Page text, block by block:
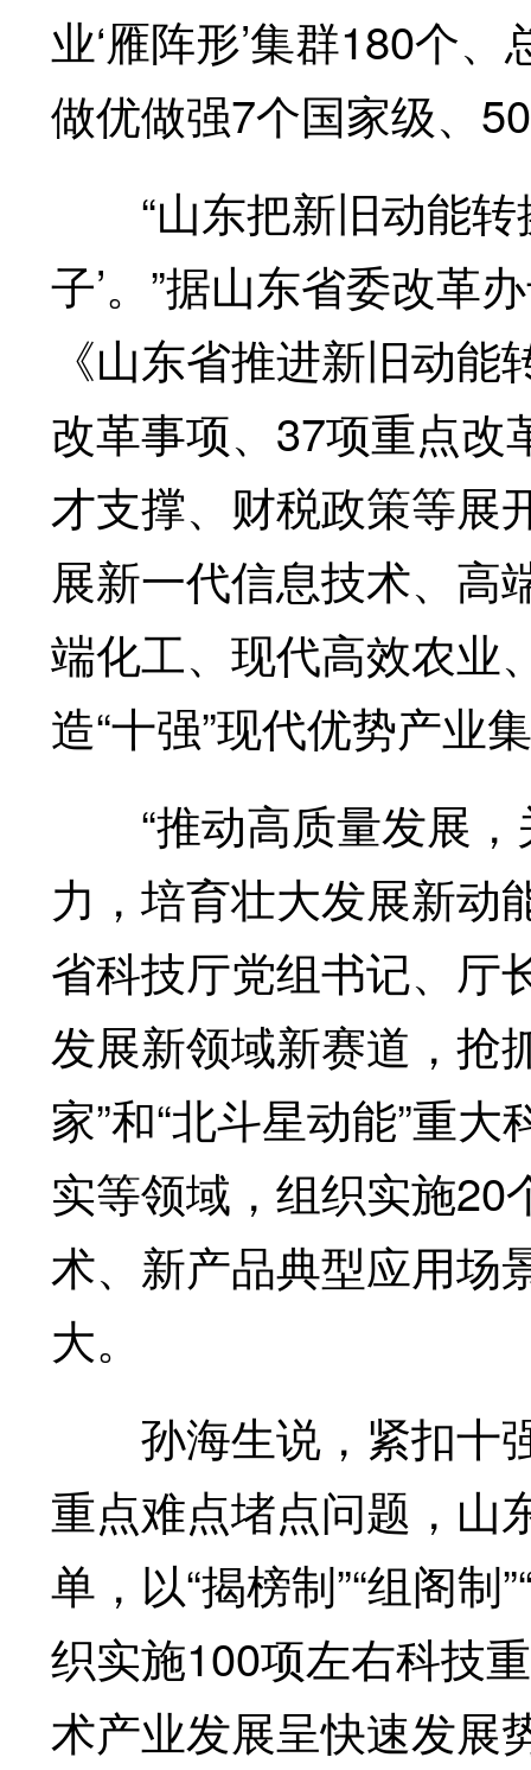
业‘雁阵形’集群180个
做优做强7个国家级、
“山东把新旧动能转
子’。”据山东省委改革
《山东省推进新旧动
改革事项、37项重点改
才支撑、财税政策等展
展新一代信息技术、高
端化工、现代高效农业
造“十强”现代优势产业
“推动高质量发展，
力，培育壮大发展新动
省科技厅党组书记、厅
发展新领域新赛道，抢
家”和“北斗星动能”重
实等领域，组织实施20
术、新产品典型应用场
大。
孙海生说，紧扣十
重点难点堵点问题，山
单，以“揭榜制”“组阁
织实施100项左右科技
术产业发展呈快速发展